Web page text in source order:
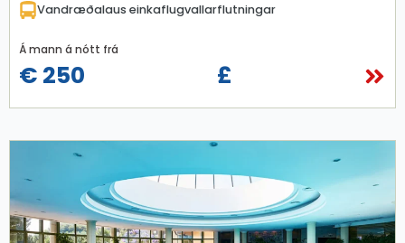
Vandræðalaus einkaflugvallarflutningar
Á mann á nótt frá
€ 250 £